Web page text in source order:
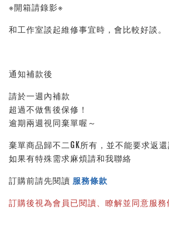
※開箱請錄影※
和工作室談起維修事宜時，會比較好談。
通知補款後
請於一週內補款
超過不做售後保修！
逾期兩週視同棄單喔～
棄單商品歸不二GK所有，並不能要求返還
如果有特殊需求麻煩請和我聯絡
訂購前請先閱讀 服務條款
訂購後視為會員已閱讀、瞭解並同意服務